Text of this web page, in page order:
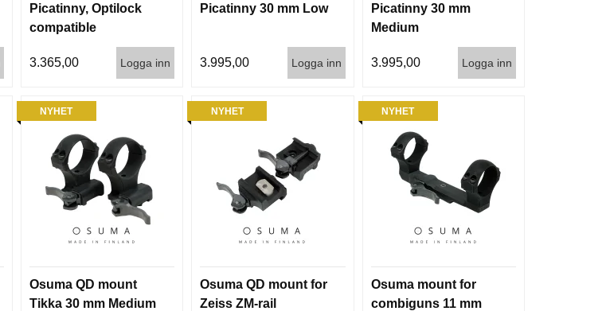
Picatinny, Optilock
compatible
3.365,00 Logga inn
Picatinny 30 mm Low
3.995,00 Logga inn
Picatinny 30 mm
Medium
3.995,00 Logga inn
NYHET
Osuma QD mount
Tikka 30 mm Medium
NYHET
Osuma QD mount for
Zeiss ZM-rail
NYHET
Osuma mount for
combiguns 11 mm